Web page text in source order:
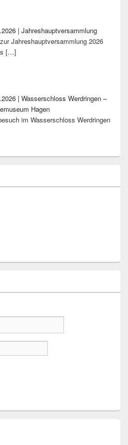
| Jahreshauptversammlung
Jahreshauptversammlung 2026
[…]
| Wasserschloss Werdringen –
Hagen
im Wasserschloss Werdringen